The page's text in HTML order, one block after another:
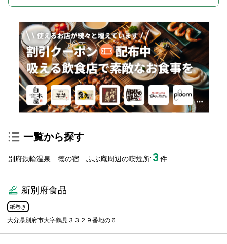
一覧から探す
別府鉄輪温泉 徳の宿 ふぶ庵周辺の喫煙所: 3 件
新別府食品
紙巻き
大分県別府市大字鶴見３３２９番地の６